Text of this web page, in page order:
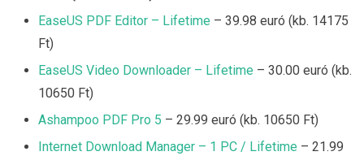
EaseUS PDF Editor – Lifetime – 39.98 euró (kb. 14175
Ft)
EaseUS Video Downloader – Lifetime – 30.00 euró (kb.
10650 Ft)
Ashampoo PDF Pro 5 – 29.99 euró (kb. 10650 Ft)
Internet Download Manager – 1 PC / Lifetime – 21.99